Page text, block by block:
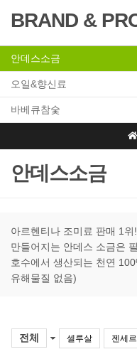
BRAND &
안데스소금
오일&향신료
바베큐참숯
안데스소금
아르헨티나 조미료 판매 1
만들어지는 안데스 소금은
호수에서 생산되는 천연
유해물질 없음)
전체 셀루살 젠세르